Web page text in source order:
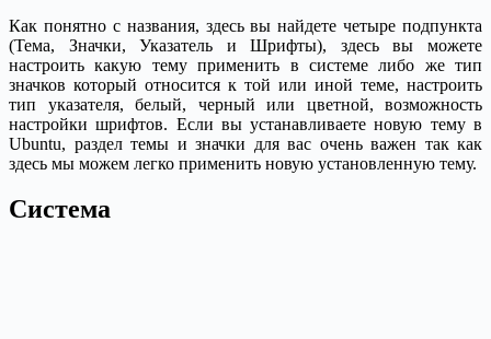
Как понятно с названия, здесь вы найдете четыре подпункта
(Тема, Значки, Указатель и Шрифты), здесь вы можете
настроить какую тему применить в системе либо же тип
значков который относится к той или иной теме, настроить
тип указателя, белый, черный или цветной, возможность
настройки шрифтов. Если вы устанавливаете новую тему в
Ubuntu, раздел темы и значки для вас очень важен так как
здесь мы можем легко применить новую установленную тему.
Система